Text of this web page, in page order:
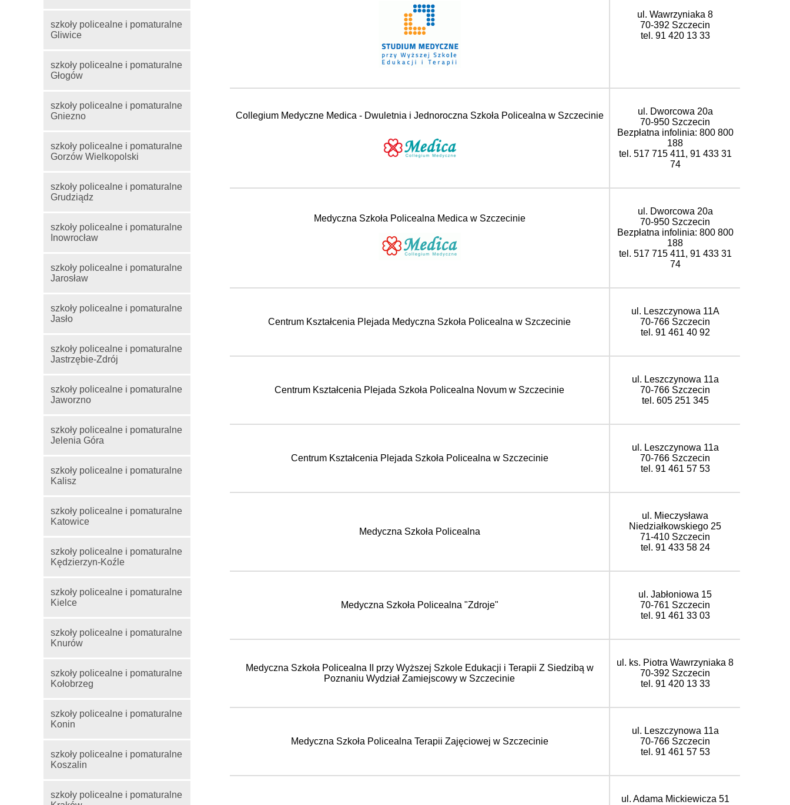
szkoły policealne i pomaturalne
Gliwice
szkoły policealne i pomaturalne
Głogów
szkoły policealne i pomaturalne
Gniezno
szkoły policealne i pomaturalne
Gorzów Wielkopolski
szkoły policealne i pomaturalne
Grudziądz
szkoły policealne i pomaturalne
Inowrocław
szkoły policealne i pomaturalne
Jarosław
szkoły policealne i pomaturalne
Jasło
szkoły policealne i pomaturalne
Jastrzębie-Zdrój
szkoły policealne i pomaturalne
Jaworzno
szkoły policealne i pomaturalne
Jelenia Góra
szkoły policealne i pomaturalne
Kalisz
szkoły policealne i pomaturalne
Katowice
szkoły policealne i pomaturalne
Kędzierzyn-Koźle
szkoły policealne i pomaturalne
Kielce
szkoły policealne i pomaturalne
Knurów
szkoły policealne i pomaturalne
Kołobrzeg
szkoły policealne i pomaturalne
Konin
szkoły policealne i pomaturalne
Koszalin
szkoły policealne i pomaturalne
ul. Wawrzyniaka 8
70-392 Szczecin
tel. 91 420 13 33
Collegium Medyczne Medica - Dwuletnia i Jednoroczna Szkoła Policealna w Szczecinie
ul. Dworcowa 20a
70-950 Szczecin
Bezpłatna infolinia: 800 800
188
tel. 517 715 411, 91 433 31
74
Medyczna Szkoła Policealna Medica w Szczecinie
ul. Dworcowa 20a
70-950 Szczecin
Bezpłatna infolinia: 800 800
188
tel. 517 715 411, 91 433 31
74
Centrum Kształcenia Plejada Medyczna Szkoła Policealna w Szczecinie
ul. Leszczynowa 11A
70-766 Szczecin
tel. 91 461 40 92
Centrum Kształcenia Plejada Szkoła Policealna Novum w Szczecinie
ul. Leszczynowa 11a
70-766 Szczecin
tel. 605 251 345
Centrum Kształcenia Plejada Szkoła Policealna w Szczecinie
ul. Leszczynowa 11a
70-766 Szczecin
tel. 91 461 57 53
Medyczna Szkoła Policealna
ul. Mieczysława
Niedziałkowskiego 25
71-410 Szczecin
tel. 91 433 58 24
Medyczna Szkoła Policealna "Zdroje"
ul. Jabłoniowa 15
70-761 Szczecin
tel. 91 461 33 03
Medyczna Szkoła Policealna II przy Wyższej Szkole Edukacji i Terapii Z Siedzibą w
Poznaniu Wydział Zamiejscowy w Szczecinie
ul. ks. Piotra Wawrzyniaka 8
70-392 Szczecin
tel. 91 420 13 33
Medyczna Szkoła Policealna Terapii Zajęciowej w Szczecinie
ul. Leszczynowa 11a
70-766 Szczecin
tel. 91 461 57 53
ul. Adama Mickiewicza 51